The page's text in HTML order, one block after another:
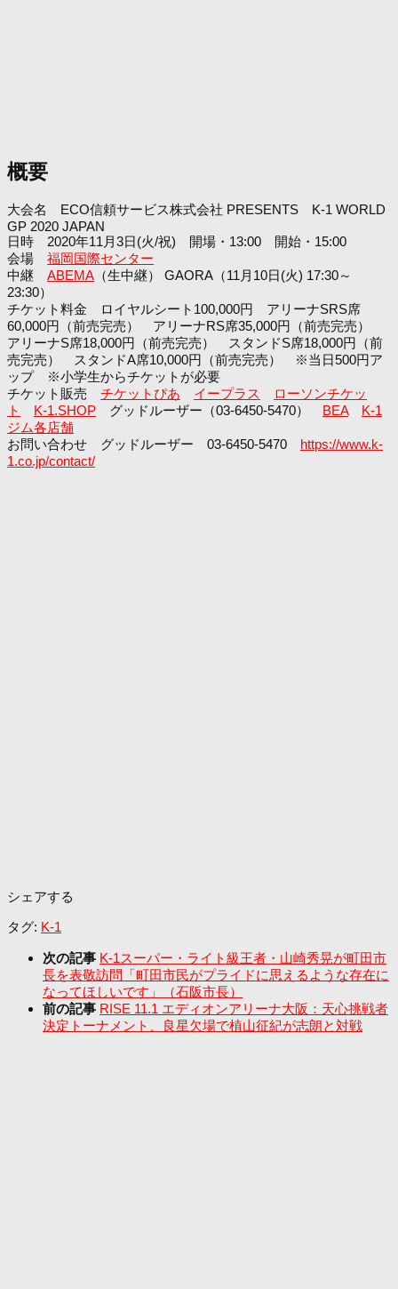
概要
大会名 ECO信頼サービス株式会社 PRESENTS K-1 WORLD
GP 2020 JAPAN
日時 2020年11月3日(火/祝) 開場・13:00 開始・15:00
会場 福岡国際センター
中継 ABEMA （生中継） GAORA（11月10日(火) 17:30～
23:30）
チケット料金 ロイヤルシート100,000円 アリーナSRS席
60,000円（前売完売） アリーナRS席35,000円（前売完売）
アリーナS席18,000円（前売完売） スタンドS席18,000円（前
売完売） スタンドA席10,000円（前売完売） ※当日500円ア
ップ ※小学生からチケットが必要
チケット販売 チケットぴあ イープラス
ローソンチケッ
ト
K-1.SHOP グッドルーザー（03-6450-5470） BEA
K-1
ジム各店舗
お問い合わせ グッドルーザー 03-6450-5470 https://www.k-
1.co.jp/contact/
シェアする
タグ: K-1
次の記事 K-1スーパー・ライト級王者・山崎秀晃が町田市
長を表敬訪問「町田市民がプライドに思えるような存在に
なってほしいです」（石阪市長）
前の記事 RISE 11.1 エディオンアリーナ大阪：天心挑戦者
決定トーナメント、良星欠場で植山征紀が志朗と対戦